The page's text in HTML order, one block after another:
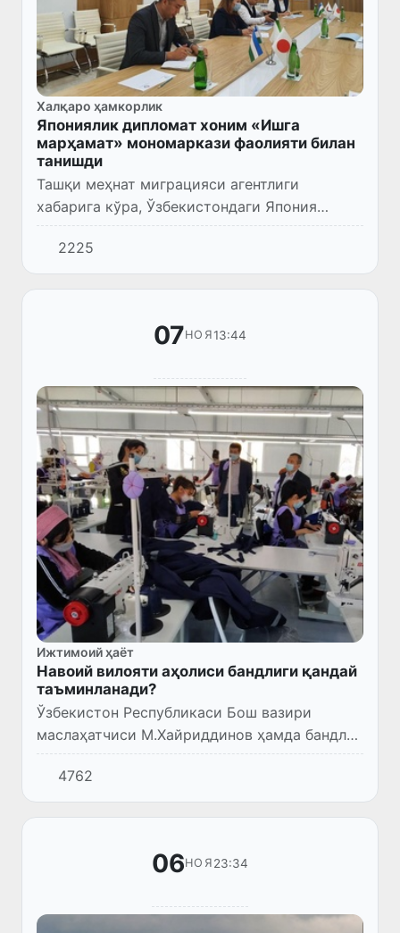
Халқаро ҳамкорлик
Япониялик дипломат хоним «Ишга
марҳамат» мономаркази фаолияти билан
танишди
Ташқи меҳнат миграцияси агентлиги
хабарига кўра, Ўзбекистондаги Япония
элчихонасининг иқтисодий масалалар
бўйича биринчи котиби Ямато Ёко хоним
Тошкентдаги «Ишга марҳамат» мономарк...
2225
07НОЯ13:44
Ижтимоий ҳаёт
Навоий вилояти аҳолиси бандлиги қандай
таъминланади?
Ўзбекистон Республикаси Бош вазири
маслаҳатчиси М.Хайриддинов ҳамда бандлик
ва меҳнат муносабатлари вазирининг
биринчи ўринбосари Э.Муҳитдинов Навоий
шаҳридаги қурилиш ишлари олиб...
4762
06НОЯ 23:34